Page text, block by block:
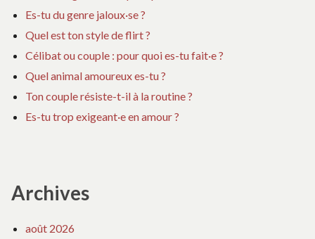
Es-tu du genre jaloux·se ?
Quel est ton style de flirt ?
Célibat ou couple : pour quoi es-tu fait·e ?
Quel animal amoureux es-tu ?
Ton couple résiste-t-il à la routine ?
Es-tu trop exigeant·e en amour ?
Archives
août 2026